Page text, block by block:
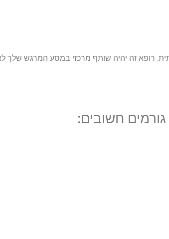
רופא זה יהיה שותף מרכזי במסע המרגש שלך
חשובים: